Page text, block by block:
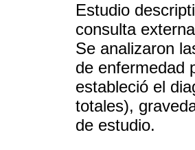
Estudio
consulta
Se analizaron
de enfermedad
estableció el
totales),
de estudio.